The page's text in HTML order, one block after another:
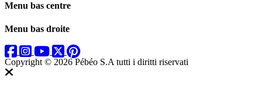
Menu bas centre
Menu bas droite
Copyright © 2026 Pébéo S.A tutti i diritti riservati